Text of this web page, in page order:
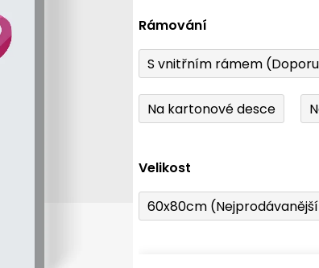
z
5
hvězdiček.
Rámování
S vnitřním rámem
Na kartonové desce
Velikost
60x80cm